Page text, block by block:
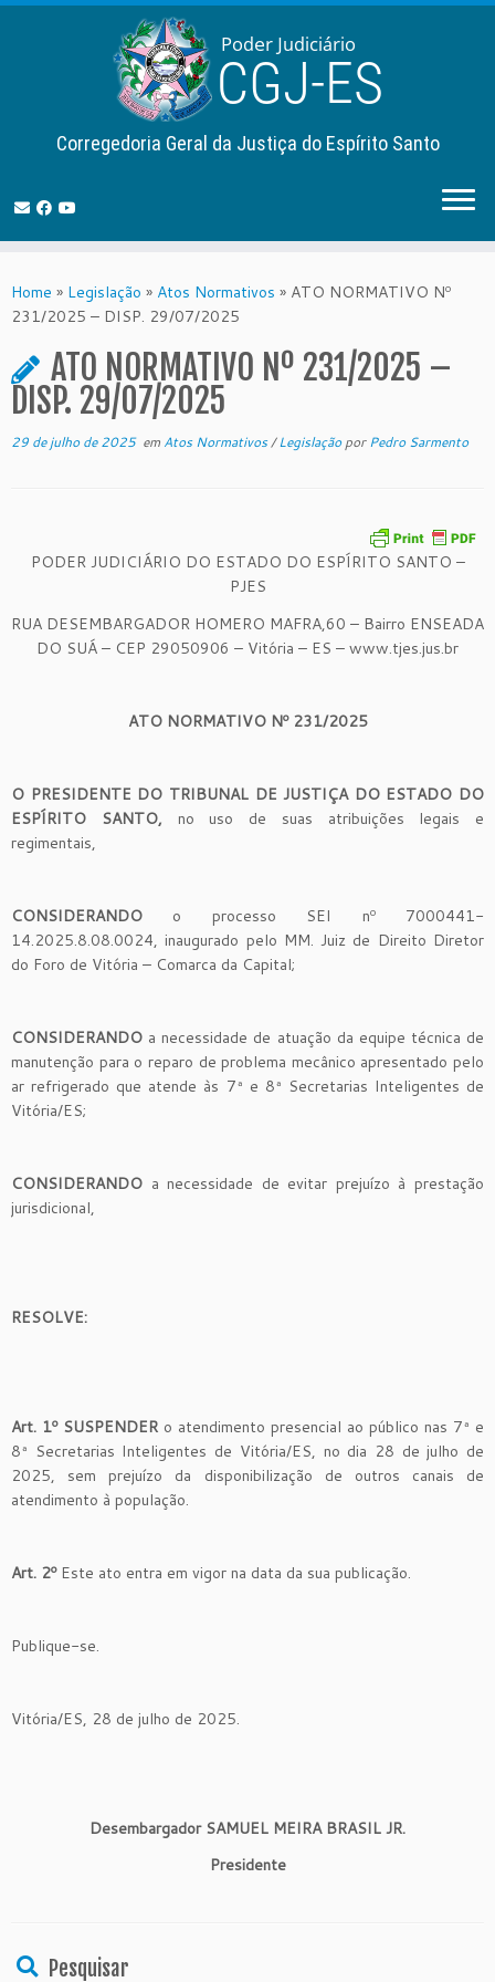
to
content
Corregedoria Geral da Justiça do Espírito Santo
Home » Legislação » Atos Normativos » ATO NORMATIVO Nº
231/2025 – DISP. 29/07/2025
ATO NORMATIVO Nº 231/2025 –
DISP. 29/07/2025
29 de julho de 2025em Atos Normativos/LegislaçãoporPedro Sarmento
PODER JUDICIÁRIO DO ESTADO DO ESPÍRITO SANTO –
PJES
RUA DESEMBARGADOR HOMERO MAFRA,60 – Bairro ENSEADA
DO SUÁ – CEP 29050906 – Vitória – ES – www.tjes.jus.br
ATO NORMATIVO Nº 231/2025
O PRESIDENTE DO TRIBUNAL DE JUSTIÇA DO ESTADO DO
ESPÍRITO SANTO, no uso de suas atribuições legais e
regimentais,
CONSIDERANDO o processo SEI nº 7000441-
14.2025.8.08.0024, inaugurado pelo MM. Juiz de Direito Diretor
do Foro de Vitória – Comarca da Capital;
CONSIDERANDO a necessidade de atuação da equipe técnica de
manutenção para o reparo de problema mecânico apresentado pelo
ar refrigerado que atende às 7ª e 8ª Secretarias Inteligentes de
Vitória/ES;
CONSIDERANDO a necessidade de evitar prejuízo à prestação
jurisdicional,
RESOLVE:
Art. 1º SUSPENDER o atendimento presencial ao público nas 7ª e
8ª Secretarias Inteligentes de Vitória/ES, no dia 28 de julho de
2025, sem prejuízo da disponibilização de outros canais de
atendimento à população.
Art. 2º Este ato entra em vigor na data da sua publicação.
Publique-se.
Vitória/ES, 28 de julho de 2025.
Desembargador SAMUEL MEIRA BRASIL JR.
Presidente
Pesquisar